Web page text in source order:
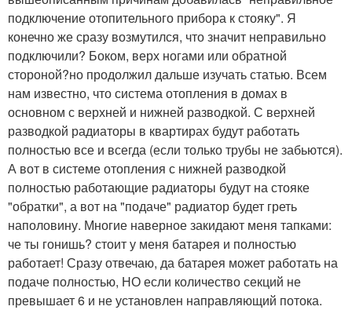
подключение отопительного прибора к стояку". Я
конечно же сразу возмутился, что значит неправильно
подключили? Боком, верх ногами или обратной
стороной?но продолжил дальше изучать статью. Всем
нам известно, что система отопления в домах в
основном с верхней и нижней разводкой. С верхней
разводкой радиаторы в квартирах будут работать
полностью все и всегда (если только трубы не забьются).
А вот в системе отопления с нижней разводкой
полностью работающие радиаторы будут на стояке
"обратки", а вот на "подаче" радиатор будет греть
наполовину. Многие наверное закидают меня тапками:
че ты гонишь? стоит у меня батарея и полностью
работает! Сразу отвечаю, да батарея может работать на
подаче полностью, НО если количество секций не
превышает 6 и не установлен направляющий потока.